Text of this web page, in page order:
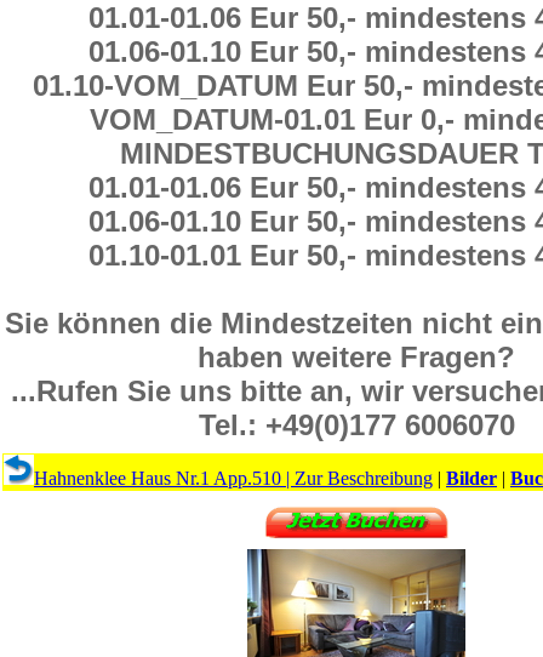
01.01-01.06 Eur 50,- mindestens
01.06-01.10 Eur 50,- mindestens
01.10-VOM_DATUM Eur 50,-
VOM_DATUM-01.01 Eur 0,-
MINDESTBUCHUNGSDAUER
01.01-01.06 Eur 50,- mindestens
01.06-01.10 Eur 50,- mindestens
01.10-01.01 Eur 50,- mindestens
Sie können die Mindestzeiten nicht
haben weitere Fragen?
...Rufen Sie uns bitte an, wir
Tel.: +49(0)177 6006070
Hahnenklee Haus Nr.1 App.510 | Zur Beschreibung | Bilder |